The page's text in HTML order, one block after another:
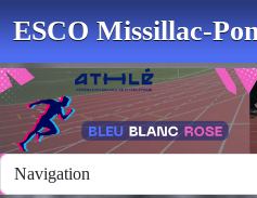
ESCO Missillac-